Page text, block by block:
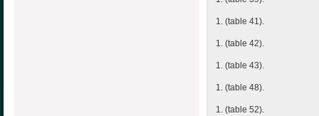
1. (table 41).
1. (table 42).
1. (table 43).
1. (table 48).
1. (table 52).